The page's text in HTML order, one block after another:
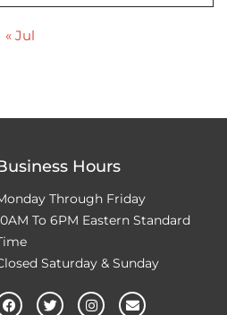
« Jul
Hours
Through Friday
To 6PM Eastern Standard
Saturday & Sunday